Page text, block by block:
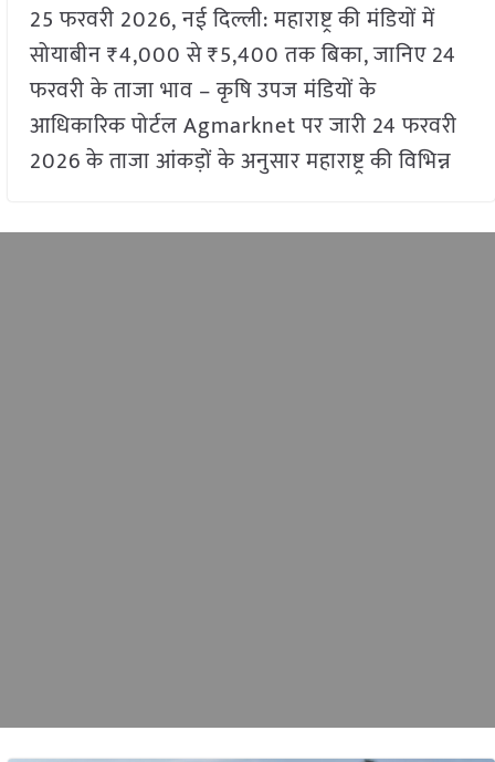
25 फरवरी 2026, नई दिल्ली: महाराष्ट्र की मंडियों में
सोयाबीन ₹4,000 से ₹5,400 तक बिका, जानिए 24
फरवरी के ताजा भाव – कृषि उपज मंडियों के
आधिकारिक पोर्टल Agmarknet पर जारी 24 फरवरी
2026 के ताजा आंकड़ों के अनुसार महाराष्ट्र की विभिन्न